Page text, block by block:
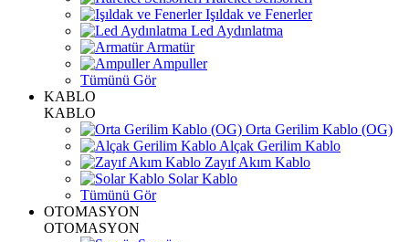
Işıldak ve Fenerler
Led Aydınlatma
Armatür
Ampuller
Tümünü Gör
KABLO
KABLO
Orta Gerilim Kablo (OG)
Alçak Gerilim Kablo
Zayıf Akım Kablo
Solar Kablo
Tümünü Gör
OTOMASYON
OTOMASYON